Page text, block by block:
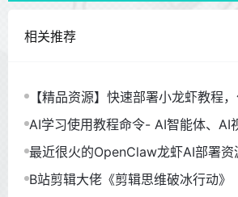
相关推荐
【精品资源】快速部署小龙虾教程，
AI学习使用教程命令- AI智能体、AI
（930GB）
最近很火的OpenClaw龙虾AI部署资
程）
B站剪辑大佬《剪辑思维破冰行动》